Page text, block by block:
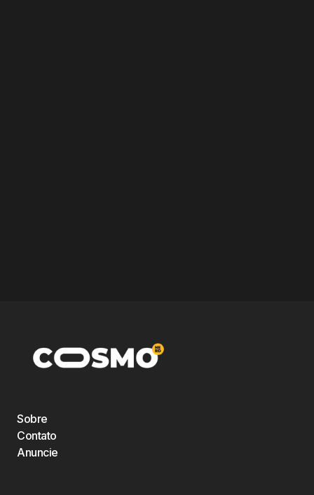
Sobre
Contato
Anuncie